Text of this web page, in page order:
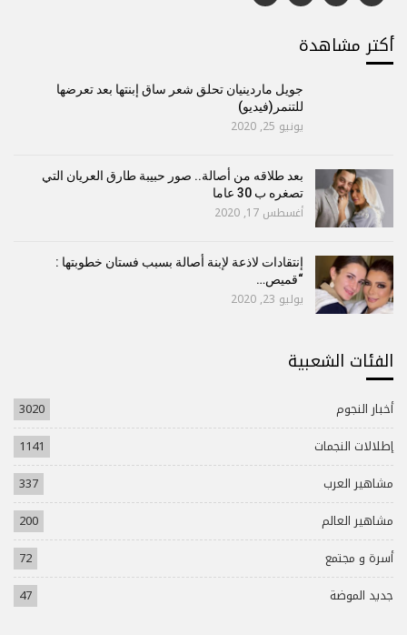
أكتر مشاهدة
جويل ماردينيان تحلق شعر ساق إبنتها بعد تعرضها
للتنمر(فيديو)
يونيو 25, 2020
بعد طلاقه من أصالة.. صور حبيبة طارق العريان التي
تصغره ب 30 عاما
أغسطس 17, 2020
إنتقادات لاذعة لإبنة أصالة بسبب فستان خطوبتها :
“قميص…
يوليو 23, 2020
الفئات الشعبية
أخبار النجوم
3020
إطلالات النجمات
1141
مشاهير العرب
337
مشاهير العالم
200
أسرة و مجتمع
72
جديد الموضة
47